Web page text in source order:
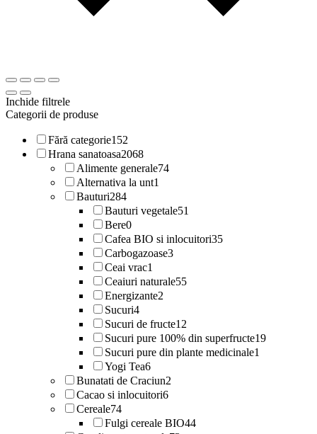
Inchide filtrele
Categorii de produse
Fără categorie152
Hrana sanatoasa2068
Alimente generale74
Alternativa la unt1
Bauturi284
Bauturi vegetale51
Bere0
Cafea BIO si inlocuitori35
Carbogazoase3
Ceai vrac1
Ceaiuri naturale55
Energizante2
Sucuri4
Sucuri de fructe12
Sucuri pure 100% din superfructe19
Sucuri pure din plante medicinale1
Yogi Tea6
Bunatati de Craciun2
Cacao si inlocuitori6
Cereale74
Fulgi cereale BIO44